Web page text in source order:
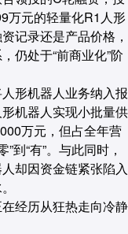
万元的轻量化R1人形
记录还是产品价格，
仍处于“前商业化”阶
形机器人业务纳入报
机器人实现小批量供
万元，但占全年营
到“有”。与此同时，
却因资金链紧张陷入
经历从狂热走向冷静